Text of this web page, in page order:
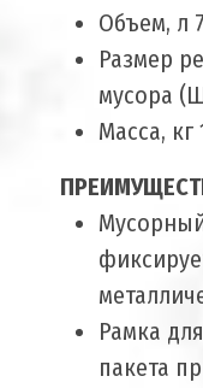
Объем, л
Размер
мусора
Масса, кг
Рамка
пакета